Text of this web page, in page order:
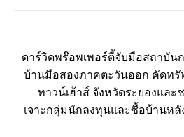
ดาร์วิดพร๊อพเพอร์ตี้จับมือสถาบัน
บ้านมือสองภาคตะวันออก คัดทรั
ทาวน์เฮ้าส์ จังหวัดระยองแล
เจาะกลุ่มนักลงทุนและซื้อบ้านหลั